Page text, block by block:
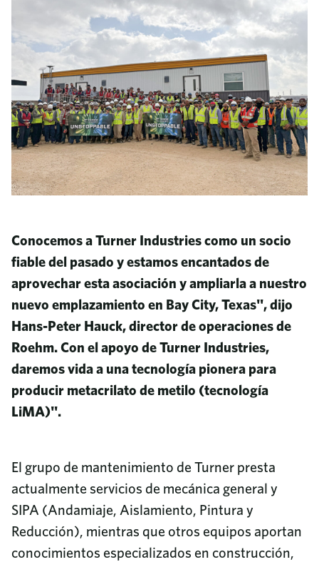
Conocemos a Turner Industries como un socio
fiable del pasado y estamos encantados de
aprovechar esta asociación y ampliarla a nuestro
nuevo emplazamiento en Bay City, Texas", dijo
Hans-Peter Hauck, director de operaciones de
Roehm. Con el apoyo de Turner Industries,
daremos vida a una tecnología pionera para
producir metacrilato de metilo (tecnología
LiMA)".
El grupo de mantenimiento de Turner presta
actualmente servicios de mecánica general y
SIPA (Andamiaje, Aislamiento, Pintura y
Reducción), mientras que otros equipos aportan
conocimientos especializados en construcción,